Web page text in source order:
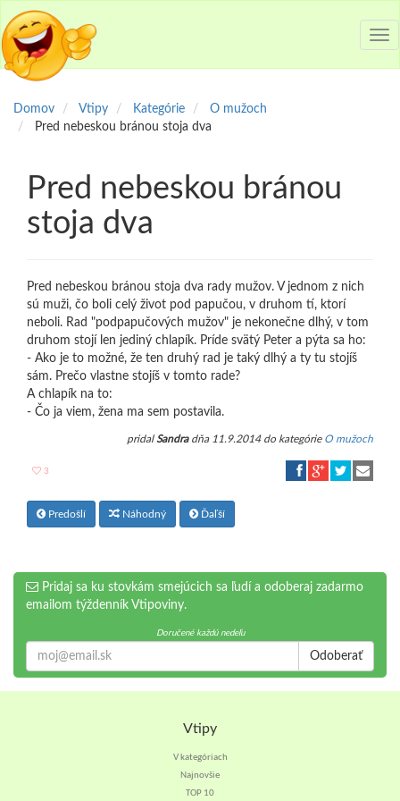
Domov Vtipy Kategórie
O mužoch
Pred nebeskou bránou stoja dva
Pred nebeskou bránou
stoja dva
Pred nebeskou bránou stoja dva rady mužov. V jednom z nich
sú muži, čo boli celý život pod papučou, v druhom tí, ktorí
neboli. Rad "podpapučových mužov" je nekonečne dlhý, v tom
druhom stojí len jediný chlapík. Príde svätý Peter a pýta sa ho:
- Ako je to možné, že ten druhý rad je taký dlhý a ty tu stojíš
sám. Prečo vlastne stojíš v tomto rade?
A chlapík na to:
- Čo ja viem, žena ma sem postavila.
pridalSandradňa 11.9.2014 do kategórie O mužoch
3
Predošlí Náhodný Ďaľší
Pridaj sa ku stovkám smejúcich sa ľudí a odoberaj zadarmo
emailom týždenník Vtipoviny.
Doručené každú nedeľu
Odoberať
Vtipy
V kategóriach
Najnovšie
TOP 10